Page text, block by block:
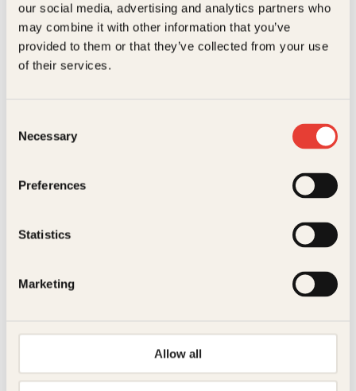
our social media, advertising and analytics partners who
may combine it with other information that you’ve
provided to them or that they’ve collected from your use
of their services.
Selection
Necessary
Preferences
Statistics
Marketing
Allow all
Victoria Skau
Journal for
skoleåret
liv
Utfyllingsbøker
Kreativ mamma
Ukraina
Anne B. Ragde
Haren og